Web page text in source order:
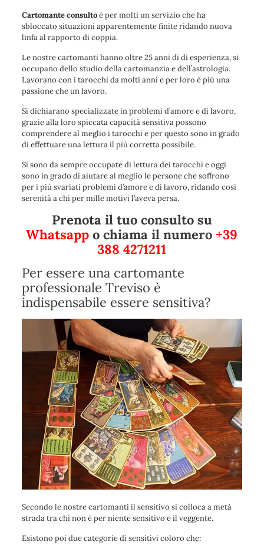
Cartomante consultoè per molti un servizio che ha
sbloccato situazioni apparentemente finite ridando nuova
linfa al rapporto di coppia.
Le nostre cartomanti hanno oltre 25 anni di di esperienza, si
occupano dello studio della cartomanzia e dell’astrologia.
Lavorano con i tarocchi da molti anni e per loro è più una
passione che un lavoro.
Si dichiarano specializzate in problemi d’amore e di lavoro,
grazie alla loro spiccata capacità sensitiva possono
comprendere al meglio i tarocchi e per questo sono in grado
di effettuare una lettura il più corretta possibile.
Si sono da sempre occupate di lettura dei tarocchi e oggi
sono in grado di aiutare al meglio le persone che soffrono
per i più svariati problemi d’amore e di lavoro, ridando così
serenità a chi per mille motivi l’aveva persa.
Prenota il tuo consulto su
Whatsapp o chiama il numero +39
388 4271211
Per essere una cartomante
professionale Treviso è
indispensabile essere sensitiva?
Secondo le nostre cartomanti il sensitivo si colloca a metà
strada tra chi non è per niente sensitivo e il veggente.
Esistono poi due categorie di sensitivi coloro che: